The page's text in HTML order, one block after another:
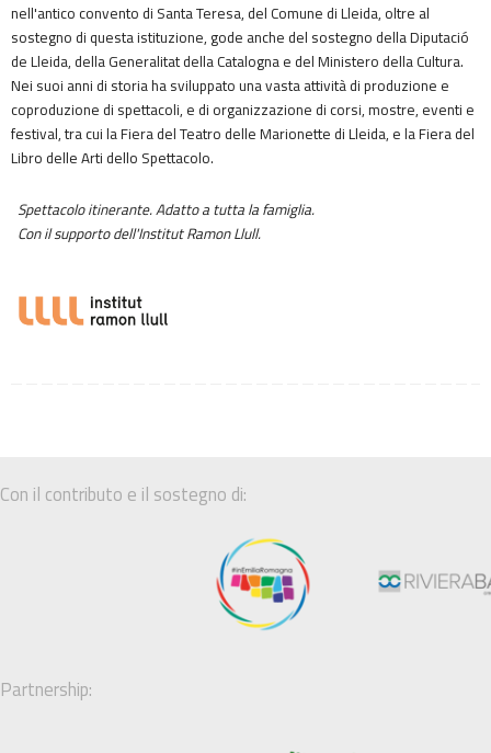
nell'antico convento di Santa Teresa, del Comune di Lleida, oltre al
sostegno di questa istituzione, gode anche del sostegno della Diputació
de Lleida, della Generalitat della Catalogna e del Ministero della Cultura.
Nei suoi anni di storia ha sviluppato una vasta attività di produzione e
coproduzione di spettacoli, e di organizzazione di corsi, mostre, eventi e
festival, tra cui la Fiera del Teatro delle Marionette di Lleida, e la Fiera del
Libro delle Arti dello Spettacolo.
Spettacolo itinerante. Adatto a tutta la famiglia.
Con il supporto dell'Institut Ramon Llull.
Con il contributo e il sostegno di:
Partnership: